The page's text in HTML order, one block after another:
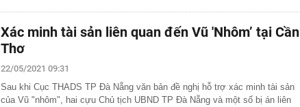
Xác minh tài sản liên quan đến Vũ 'Nhôm’ tại Cần
Thơ
22/05/2021 09:31
Sau khi Cục THADS TP Đà Nẵng văn bản đề nghị hỗ trợ xác minh tài sản
của Vũ "nhôm", hai cựu Chủ tịch UBND TP Đà Nẵng và một số bị án liên